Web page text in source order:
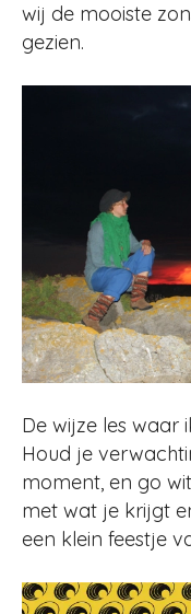
wij de mooiste
gezien.
De wijze les waar
Houd je
moment, en go
met wat je krijgt
een klein feestje